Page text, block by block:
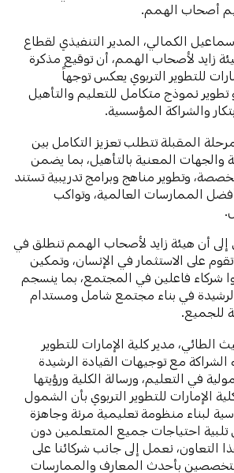
أصحاب الهمم.
الكمالي، المدير التنفيذي لقطاع
زايد لأصحاب الهمم، أن توقيع مذكرة
للتطوير التربوي يعكس توجهاً
تطوير نموذج متكامل للتعليم والتأهيل
والشراكة المؤسسية.
المقبلة تتطلب تعزيز التكامل بين
والجهات المعنية بالتأهيل، بما يضمن
وتطوير مناهج وبرامج تدريبية تستند
الممارسات العالمية، وتواكب
إلى أن هيئة زايد لأصحاب الهمم تنطلق في
على الاستثمار في الإنسان، وتمكين
شركاء فاعلين في المجتمع، بما ينسجم
في بناء مجتمع شامل ومستدام
للجميع.
الطائي، مدير كلية الإمارات للتطوير
مع توجيهات القيادة الرشيدة
في التعليم، ورسالة الكلية ورؤيتها
الإمارات للتطوير التربوي بأن الشمول
لبناء منظومة تعليمية مرنة وجاهزة
تلبية احتياجات جميع المتعلمين دون
التعاون، نعمل إلى جانب شركائنا على
بأحدث المعارف والممارسات